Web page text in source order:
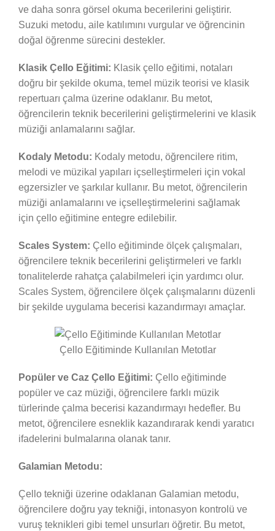
ve daha sonra görsel okuma becerilerini geliştirir.
Suzuki metodu, aile katılımını vurgular ve öğrencinin
doğal öğrenme sürecini destekler.
Klasik Çello Eğitimi: Klasik çello eğitimi, notaları
doğru bir şekilde okuma, temel müzik teorisi ve klasik
repertuarı çalma üzerine odaklanır. Bu metot,
öğrencilerin teknik becerilerini geliştirmelerini ve klasik
müziği anlamalarını sağlar.
Kodaly Metodu: Kodaly metodu, öğrencilere ritim,
melodi ve müzikal yapıları içselleştirmeleri için vokal
egzersizler ve şarkılar kullanır. Bu metot, öğrencilerin
müziği anlamalarını ve içselleştirmelerini sağlamak
için çello eğitimine entegre edilebilir.
Scales System: Çello eğitiminde ölçek çalışmaları,
öğrencilere teknik becerilerini geliştirmeleri ve farklı
tonalitelerde rahatça çalabilmeleri için yardımcı olur.
Scales System, öğrencilere ölçek çalışmalarını düzenli
bir şekilde uygulama becerisi kazandırmayı amaçlar.
Çello Eğitiminde Kullanılan Metotlar
Popüler ve Caz Çello Eğitimi: Çello eğitiminde
popüler ve caz müziği, öğrencilere farklı müzik
türlerinde çalma becerisi kazandırmayı hedefler. Bu
metot, öğrencilere esneklik kazandırarak kendi yaratıcı
ifadelerini bulmalarına olanak tanır.
Galamian Metodu:
Çello tekniği üzerine odaklanan Galamian metodu,
öğrencilere doğru yay tekniği, intonasyon kontrolü ve
vuruş teknikleri gibi temel unsurları öğretir. Bu metot,